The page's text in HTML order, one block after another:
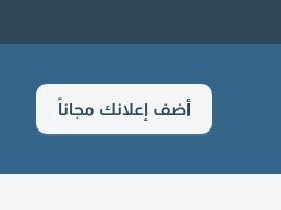
أضف إعلانك مجاناً